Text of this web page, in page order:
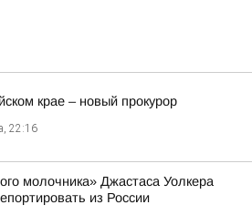
крае – новый прокурор
22:16
молочника» Джастаса Уолкера
из России